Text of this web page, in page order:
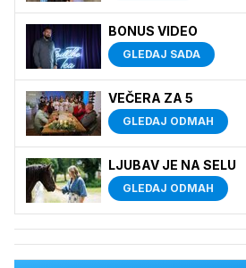
BONUS VIDEO
GLEDAJ SADA
VEČERA ZA 5
GLEDAJ ODMAH
LJUBAV JE NA SELU
GLEDAJ ODMAH